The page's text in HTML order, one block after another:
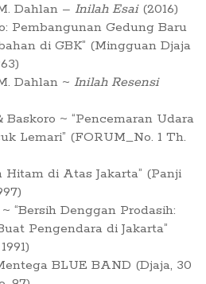
Dahlan – Inilah Esai(2016)
Pembangunan Gedung Baru
di GBK” (Mingguan Djaja
Dahlan ~ Inilah Resensi
Baskoro ~ “Pencemaran Udara
Lemari” (FORUM_No. 1 Th.
Hitam di Atas Jakarta” (Panji
“Bersih Denggan Prodasih:
Pengendara di Jakarta”
BLUE BAND (Djaja, 30